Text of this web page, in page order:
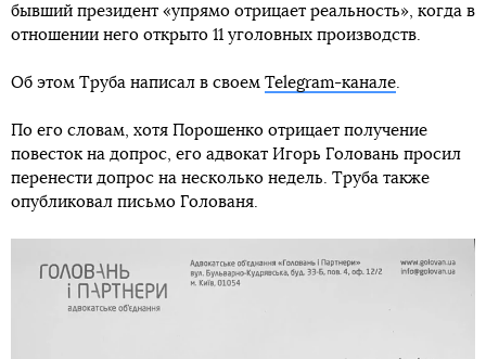
бывший президент «упрямо отрицает реальность», когда в
отношении него открыто 11 уголовных производств.
Об этом Труба написал в своем Telegram-канале.
По его словам, хотя Порошенко отрицает получение
повесток на допрос, его адвокат Игорь Головань просил
перенести допрос на несколько недель. Труба также
опубликовал письмо Голованя.